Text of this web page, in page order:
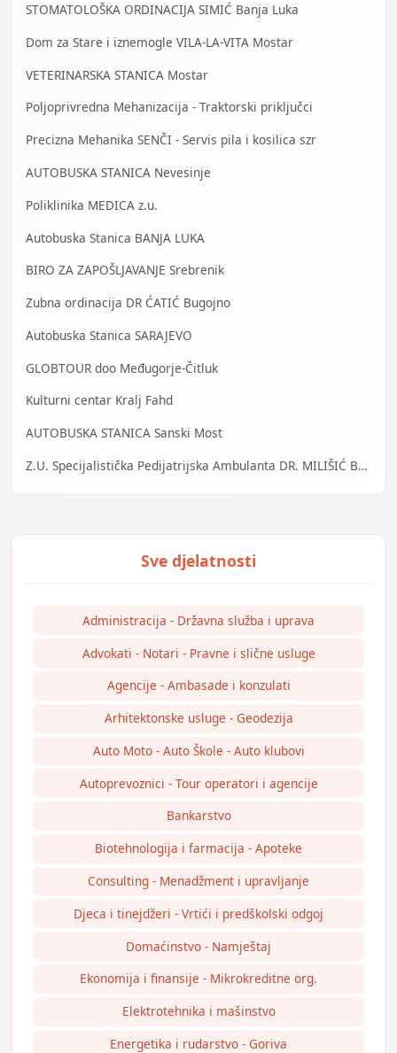
STOMATOLOŠKA ORDINACIJA SIMIĆ Banja Luka
Dom za Stare i iznemogle VILA-LA-VITA Mostar
VETERINARSKA STANICA Mostar
Poljoprivredna Mehanizacija - Traktorski priključci
Precizna Mehanika SENČI - Servis pila i kosilica szr
AUTOBUSKA STANICA Nevesinje
Poliklinika MEDICA z.u.
Autobuska Stanica BANJA LUKA
BIRO ZA ZAPOŠLJAVANJE Srebrenik
Zubna ordinacija DR ĆATIĆ Bugojno
Autobuska Stanica SARAJEVO
GLOBTOUR doo Međugorje-Čitluk
Kulturni centar Kralj Fahd
AUTOBUSKA STANICA Sanski Most
Z.U. Specijalistička Pedijatrijska Ambulanta DR. MILIŠIĆ Banja Luka
Administracija - Državna služba i uprava
Advokati - Notari - Pravne i slične usluge
Agencije - Ambasade i konzulati
Arhitektonske usluge - Geodezija
Auto Moto - Auto Škole - Auto klubovi
Autoprevoznici - Tour operatori i agencije
Bankarstvo
Biotehnologija i farmacija - Apoteke
Consulting - Menadžment i upravljanje
Djeca i tinejdžeri - Vrtići i predškolski odgoj
Domaćinstvo - Namještaj
Ekonomija i finansije - Mikrokreditne org.
Elektrotehnika i mašinstvo
Energetika i rudarstvo - Goriva